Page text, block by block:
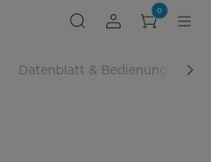
0
Datenblatt &